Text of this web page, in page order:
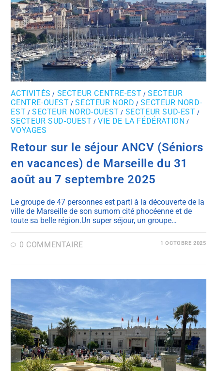
ACTIVITÉS / SECTEUR CENTRE-EST /SECTEUR
CENTRE-OUEST /SECTEUR NORD /SECTEUR NORD-
EST /SECTEUR NORD-OUEST / SECTEUR SUD-EST /
SECTEUR SUD-OUEST / VIE DE LA FÉDÉRATION /
VOYAGES
Retour sur le séjour ANCV (Séniors
en vacances) de Marseille du 31
août au 7 septembre 2025
Le groupe de 47 personnes est parti à la découverte de la
ville de Marseille de son surnom cité phocéenne et de
toute sa belle région.Un super séjour, un groupe…
0 COMMENTAIRE 1 OCTOBRE 2025